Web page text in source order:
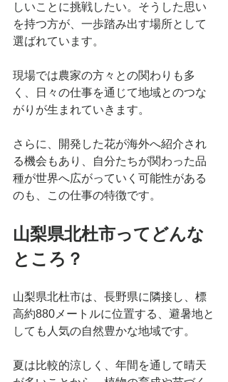
しいことに挑戦したい。そうした思い
を持つ方が、一歩踏み出す場所として
選ばれています。
現場では農家の方々との関わりも多
く、日々の仕事を通じて地域とのつな
がりが生まれていきます。
さらに、開発した花が海外へ紹介され
る機会もあり、自分たちが関わった品
種が世界へ広がっていく可能性がある
のも、この仕事の特徴です。
山梨県北杜市ってどんな
ところ？
山梨県北杜市は、長野県に隣接し、標
高約880メートルに位置する、避暑地と
しても人気の自然豊かな地域です。
夏は比較的涼しく、年間を通して晴天